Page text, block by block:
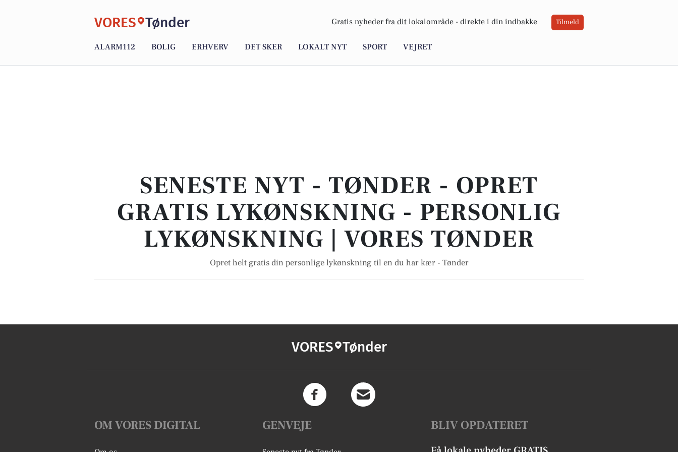
VORES Tønder Gratis nyheder fra dit lokalområde - direkte i din indbakke Tilmeld
ALARM112 BOLIG ERHVERV DET SKER LOKALT NYT SPORT VEJRET
SENESTE NYT - TØNDER - OPRET
GRATIS LYKØNSKNING - PERSONLIG
LYKØNSKNING | VORES TØNDER
Opret helt gratis din personlige lykønskning til en du har kær - Tønder
VORES Tønder
OM VORES DIGITAL GENVEJE BLIV OPDATERET